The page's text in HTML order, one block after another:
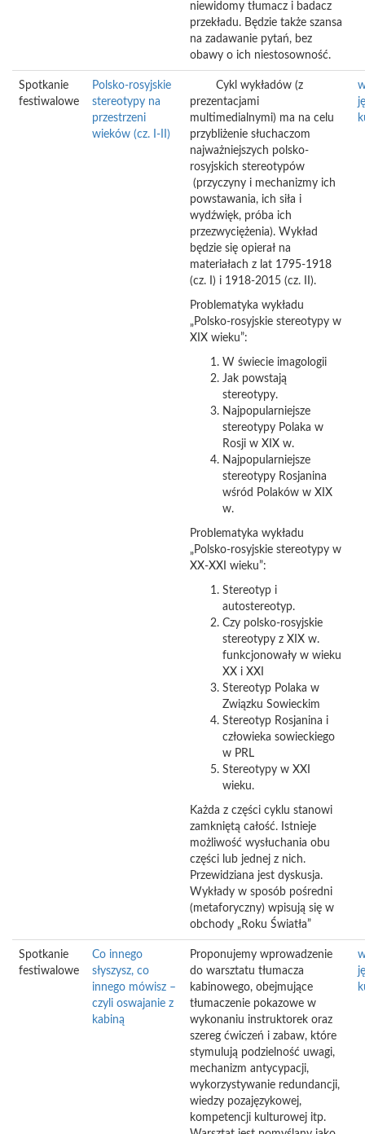
niewidomy tłumacz i badacz
przekładu. Będzie także szansa
na zadawanie pytań, bez
obawy o ich niestosowność.
Spotkanie
festiwalowe
Polsko-rosyjskie
stereotypy na
przestrzeni
wieków (cz. I-II)
Cykl wykładów (z
prezentacjami
multimedialnymi) ma na celu
przybliżenie słuchaczom
najważniejszych polsko-
rosyjskich stereotypów
(przyczyny i mechanizmy ich
powstawania, ich siła i
wydźwięk, próba ich
przezwyciężenia). Wykład
będzie się opierał na
materiałach z lat 1795-1918
(cz. I) i 1918-2015 (cz. II).
Problematyka wykładu
„Polsko-rosyjskie stereotypy w
XIX wieku”:
W świecie imagologii
Jak powstają
stereotypy.
Najpopularniejsze
stereotypy Polaka w
Rosji w XIX w.
Najpopularniejsze
stereotypy Rosjanina
wśród Polaków w XIX
w.
Problematyka wykładu
„Polsko-rosyjskie stereotypy w
XX-XXI wieku”:
Stereotyp i
autostereotyp.
Czy polsko-rosyjskie
stereotypy z XIX w.
funkcjonowały w wieku
XX i XXI
Stereotyp Polaka w
Związku Sowieckim
Stereotyp Rosjanina i
człowieka sowieckiego
w PRL
Stereotypy w XXI
wieku.
Każda z części cyklu stanowi
zamkniętą całość. Istnieje
możliwość wysłuchania obu
części lub jednej z nich.
Przewidziana jest dyskusja.
Wykłady w sposób pośredni
(metaforyczny) wpisują się w
obchody „Roku Światła”
Spotkanie
festiwalowe
Co innego
słyszysz, co
innego mówisz –
czyli oswajanie z
kabiną
Proponujemy wprowadzenie
do warsztatu tłumacza
kabinowego, obejmujące
tłumaczenie pokazowe w
wykonaniu instruktorek oraz
szereg ćwiczeń i zabaw, które
stymulują podzielność uwagi,
mechanizm antycypacji,
wykorzystywanie redundancji,
wiedzy pozajęzykowej,
kompetencji kulturowej itp.